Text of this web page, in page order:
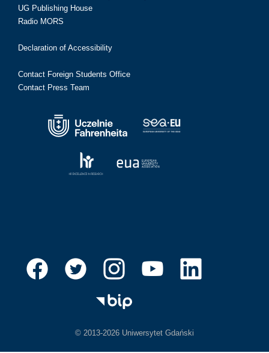
UG Publishing House
Radio MORS
Declaration of Accessibility
Contact Foreign Students Office
Contact Press Team
© 2013-2026 Uniwersytet Gdański